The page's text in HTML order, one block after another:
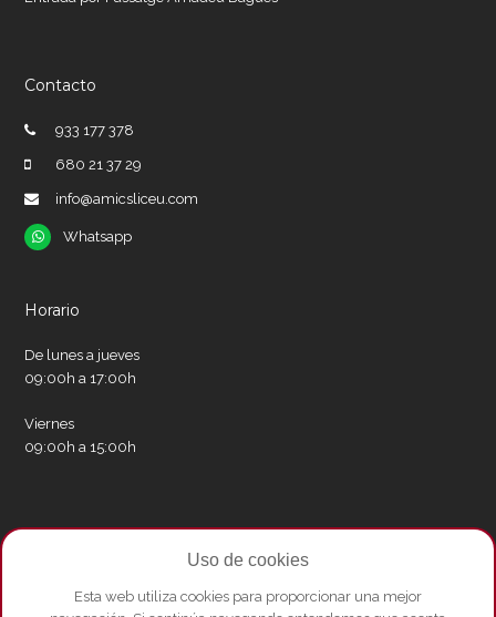
Contacto
933 177 378
680 21 37 29
info@amicsliceu.com
Whatsapp
Whatsapp
Horario
De lunes a jueves
09:00h a 17:00h
Viernes
09:00h a 15:00h
Redes sociales
TwitterFacebook
InstagramWhatsapp
Youtube
Uso de cookies
Esta web utiliza cookies para proporcionar una mejor